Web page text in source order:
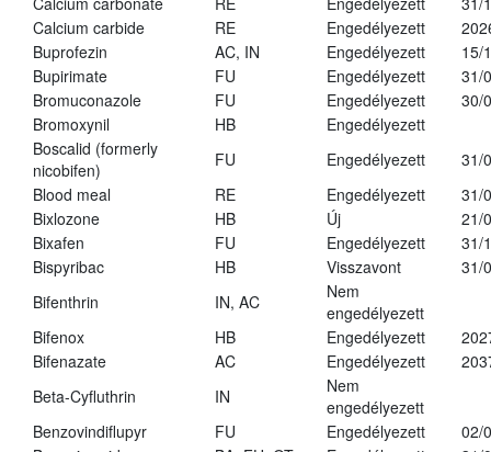
Calcium carbide
RE Engedélyezett
Buprofezin
AC, IN Engedélyezett
15/
Bupirimate
FU Engedélyezett
31/
Bromuconazole
FU Engedélyezett
30/
Bromoxynil
HB
Engedélyezett
Boscalid (formerly
nicobifen)
FU Engedélyezett
31/
Blood meal
RE Engedélyezett
31/
Bixlozone
HB Új
21/
Bixafen
FU Engedélyezett
31/
Bispyribac
HB Visszavont
31/
Bifenthrin
IN, AC
Nem
engedélyezett
Bifenox
HB Engedélyezett
Bifenazate
AC Engedélyezett
Beta-Cyfluthrin
IN
Nem
engedélyezett
Benzovindiflupyr
FU Engedélyezett
02/